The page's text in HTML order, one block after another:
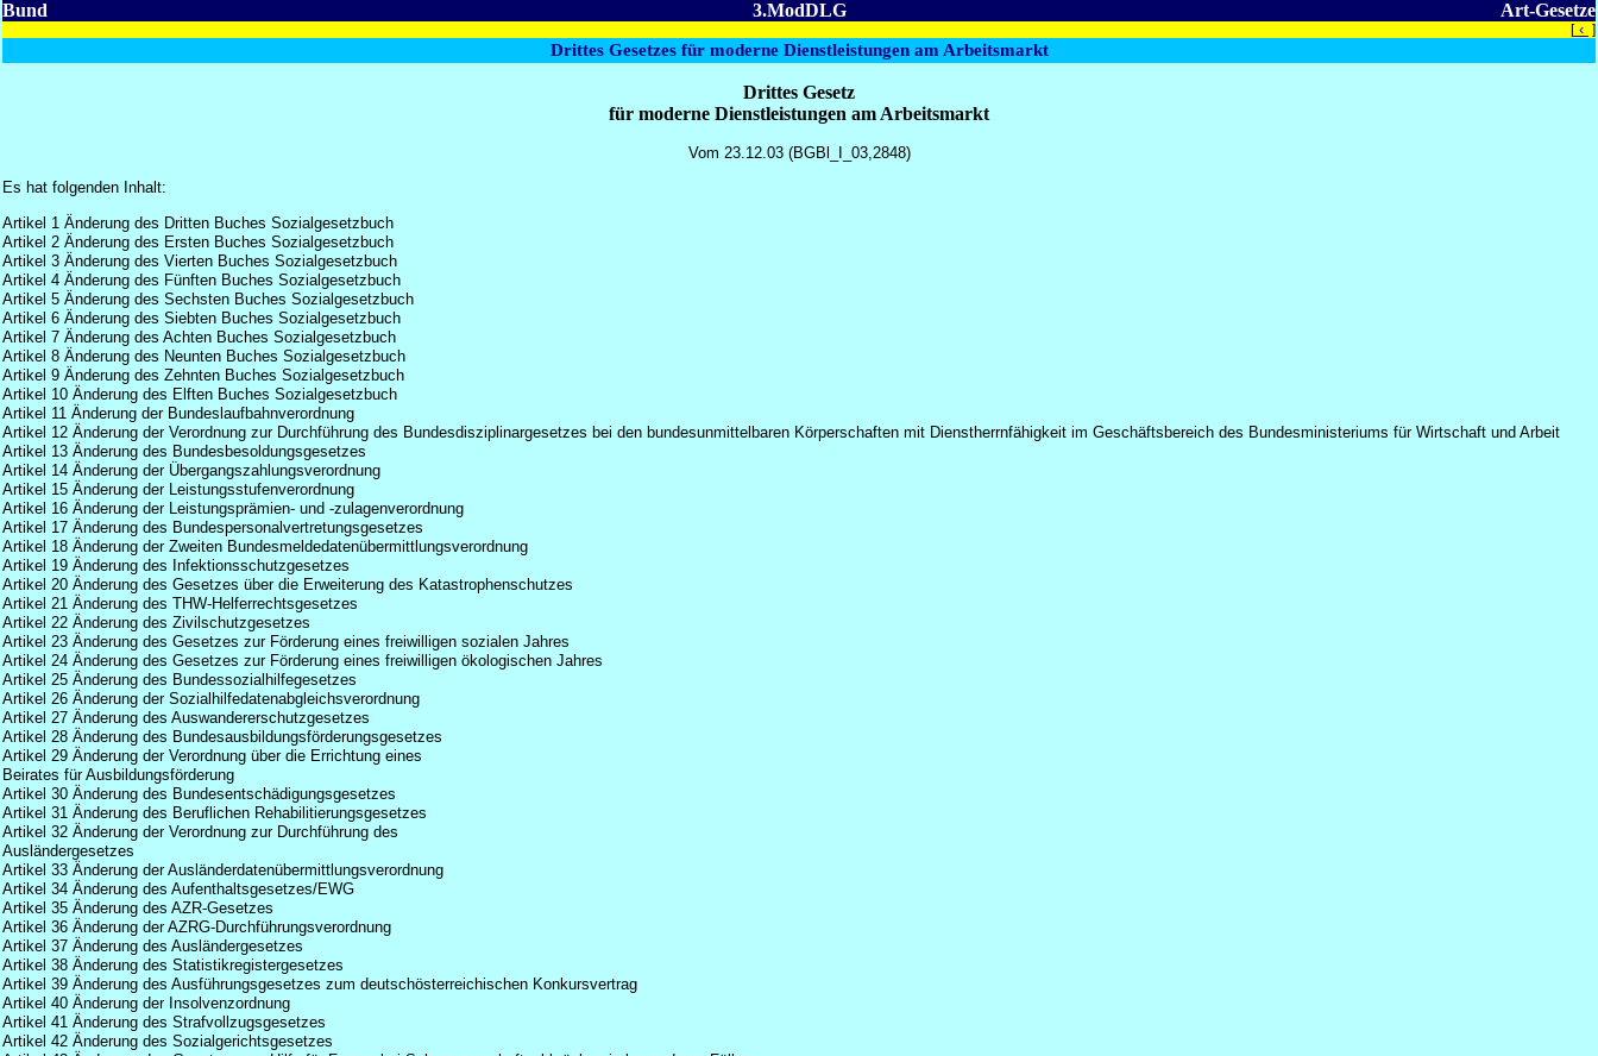
Bund 3.ModDLG Art-Gesetze
[‹ ]
Drittes Gesetzes für moderne Dienstleistungen am Arbeitsmarkt
Drittes Gesetz
für moderne Dienstleistungen am Arbeitsmarkt
Vom 23.12.03 (BGBl_I_03,2848)
Es hat folgenden Inhalt:
Artikel 1 Änderung des Dritten Buches Sozialgesetzbuch
Artikel 2 Änderung des Ersten Buches Sozialgesetzbuch
Artikel 3 Änderung des Vierten Buches Sozialgesetzbuch
Artikel 4 Änderung des Fünften Buches Sozialgesetzbuch
Artikel 5 Änderung des Sechsten Buches Sozialgesetzbuch
Artikel 6 Änderung des Siebten Buches Sozialgesetzbuch
Artikel 7 Änderung des Achten Buches Sozialgesetzbuch
Artikel 8 Änderung des Neunten Buches Sozialgesetzbuch
Artikel 9 Änderung des Zehnten Buches Sozialgesetzbuch
Artikel 10 Änderung des Elften Buches Sozialgesetzbuch
Artikel 11 Änderung der Bundeslaufbahnverordnung
Artikel 12 Änderung der Verordnung zur Durchführung des Bundesdisziplinargesetzes bei den bundesunmittelbaren Körperschaften mit Dienstherrnfähigkeit im Geschäftsbereich des Bundesministeriums für Wirtschaft und Arbeit
Artikel 13 Änderung des Bundesbesoldungsgesetzes
Artikel 14 Änderung der Übergangszahlungsverordnung
Artikel 15 Änderung der Leistungsstufenverordnung
Artikel 16 Änderung der Leistungsprämien- und -zulagenverordnung
Artikel 17 Änderung des Bundespersonalvertretungsgesetzes
Artikel 18 Änderung der Zweiten Bundesmeldedatenübermittlungsverordnung
Artikel 19 Änderung des Infektionsschutzgesetzes
Artikel 20 Änderung des Gesetzes über die Erweiterung des Katastrophenschutzes
Artikel 21 Änderung des THW-Helferrechtsgesetzes
Artikel 22 Änderung des Zivilschutzgesetzes
Artikel 23 Änderung des Gesetzes zur Förderung eines freiwilligen sozialen Jahres
Artikel 24 Änderung des Gesetzes zur Förderung eines freiwilligen ökologischen Jahres
Artikel 25 Änderung des Bundessozialhilfegesetzes
Artikel 26 Änderung der Sozialhilfedatenabgleichsverordnung
Artikel 27 Änderung des Auswandererschutzgesetzes
Artikel 28 Änderung des Bundesausbildungsförderungsgesetzes
Artikel 29 Änderung der Verordnung über die Errichtung eines
Beirates für Ausbildungsförderung
Artikel 30 Änderung des Bundesentschädigungsgesetzes
Artikel 31 Änderung des Beruflichen Rehabilitierungsgesetzes
Artikel 32 Änderung der Verordnung zur Durchführung des
Ausländergesetzes
Artikel 33 Änderung der Ausländerdatenübermittlungsverordnung
Artikel 34 Änderung des Aufenthaltsgesetzes/EWG
Artikel 35 Änderung des AZR-Gesetzes
Artikel 36 Änderung der AZRG-Durchführungsverordnung
Artikel 37 Änderung des Ausländergesetzes
Artikel 38 Änderung des Statistikregistergesetzes
Artikel 39 Änderung des Ausführungsgesetzes zum deutschösterreichischen Konkursvertrag
Artikel 40 Änderung der Insolvenzordnung
Artikel 41 Änderung des Strafvollzugsgesetzes
Artikel 42 Änderung des Sozialgerichtsgesetzes